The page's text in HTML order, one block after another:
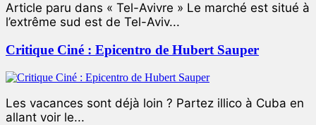
Article paru dans « Tel-Avivre » Le marché est situé à
l’extrême sud est de Tel-Aviv...
Critique Ciné : Epicentro de Hubert Sauper
Les vacances sont déjà loin ? Partez illico à Cuba en
allant voir le...